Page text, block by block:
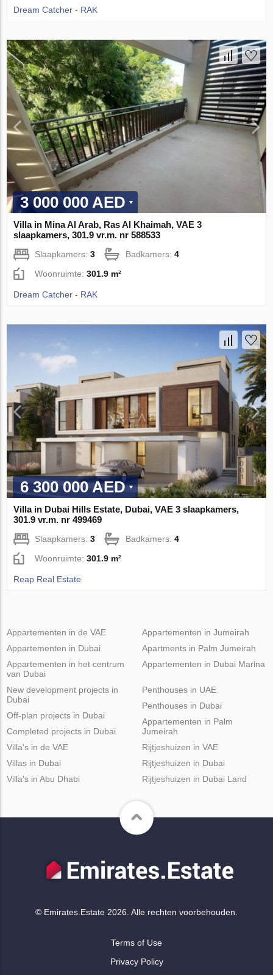
Dream Catcher - RAK
3 000 000 AED
Villa in Mina Al Arab, Ras Al Khaimah, VAE 3
slaapkamers, 301.9 vr.m. nr 588533
Slaapkamers:3 Badkamers:4
Woonruimte:301.9 m²
Dream Catcher - RAK
6 300 000 AED
Villa in Dubai Hills Estate, Dubai, VAE 3 slaapkamers,
301.9 vr.m. nr 499469
Slaapkamers:3 Badkamers:4
Woonruimte:301.9 m²
Reap Real Estate
Appartementen in de VAE
Appartementen in Dubai
Appartementen in het centrum
van Dubai
Appartementen in Jumeirah
Apartments in Palm Jumeirah
Appartementen in Dubai Marina
New development projects in
Dubai
Off-plan projects in Dubai
Completed projects in Dubai
Penthouses in UAE
Penthouses in Dubai
Appartementen in Palm
Jumeirah
Villa's in de VAE
Villas in Dubai
Villa's in Abu Dhabi
Rijtjeshuizen in VAE
Rijtjeshuizen in Dubai
Rijtjeshuizen in Dubai Land
© Emirates.Estate 2026. Alle rechten voorbehouden.
Terms of Use
Privacy Policy